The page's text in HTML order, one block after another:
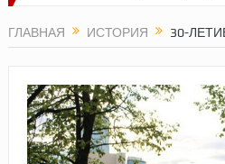
ГЛАВНАЯ ИСТОРИЯ 30-